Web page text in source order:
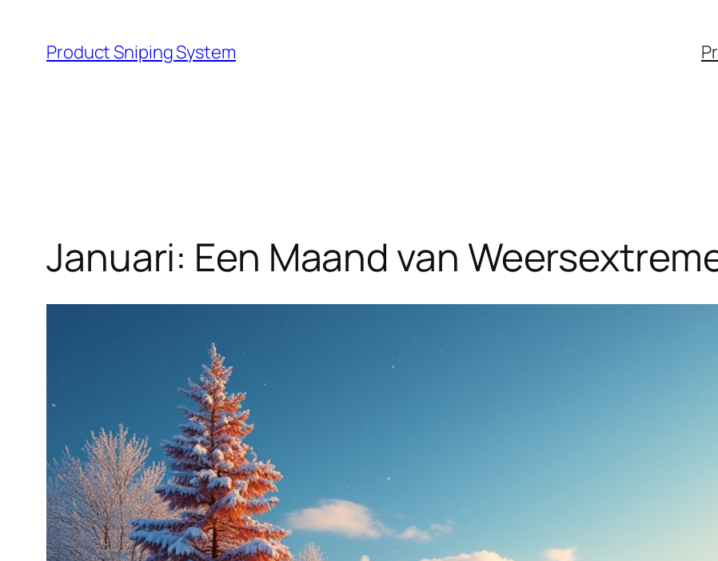
content
Product Sniping System
Januari: Een Maand van